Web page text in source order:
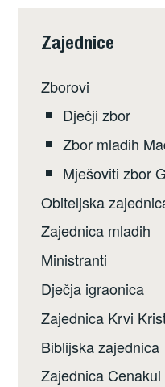
Zajednice
Zborovi
Dječji zbor
Zbor mladih
Mješoviti zbor
Obiteljska
Zajednica mladih
Ministranti
Dječja igraonica
Zajednica Krvi
Biblijska zajednica
Zajednica Cenakul